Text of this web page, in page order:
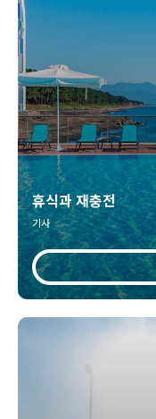
휴식과 재충전
기사